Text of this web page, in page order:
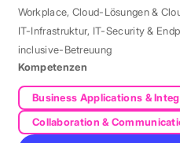
Workplace, Cloud-Lösungen &
IT-Infrastruktur, IT-Security &
inclusive-Betreuung
Kompetenzen
Business Applications &
Collaboration &